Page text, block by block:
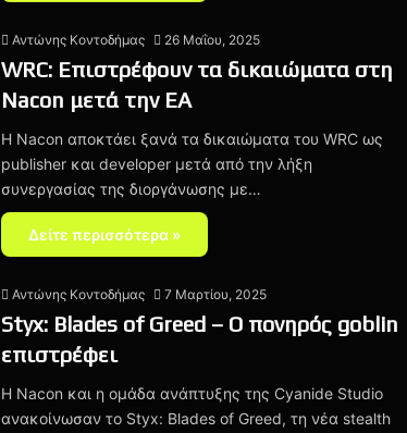
Αντώνης Κοντοδήμας 26 Μαΐου, 2025
WRC: Επιστρέφουν τα δικαιώματα στη
Nacon μετά την EA
H Nacon αποκτάει ξανά τα δικαιώματα του WRC ως
publisher και developer μετά από την λήξη
συνεργασίας της διοργάνωσης με…
Δείτε περισσότερα »
Αντώνης Κοντοδήμας 7 Μαρτίου, 2025
Styx: Blades of Greed – O πονηρός goblin
επιστρέφει
Η Nacon και η ομάδα ανάπτυξης της Cyanide Studio
ανακοίνωσαν το Styx: Blades of Greed, τη νέα stealth